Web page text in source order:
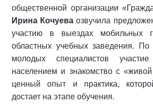
общественной организации
Ирина Кочуева озвучила
участию в выездах мобильных
областных учебных заведения.
молодых специалистов
населением и знакомство с
ценный опыт и практика,
достает на этапе обучения.